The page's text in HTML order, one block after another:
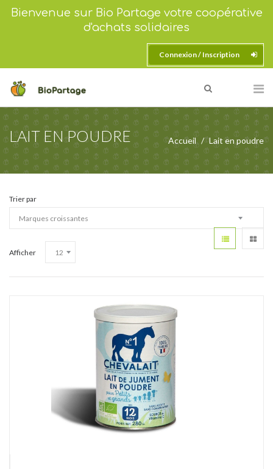
Bienvenue sur Bio Partage votre coopérative
d'achats solidaires
Connexion / Inscription
LAIT EN POUDRE Accueil Lait en poudre
Trier par
Afficher